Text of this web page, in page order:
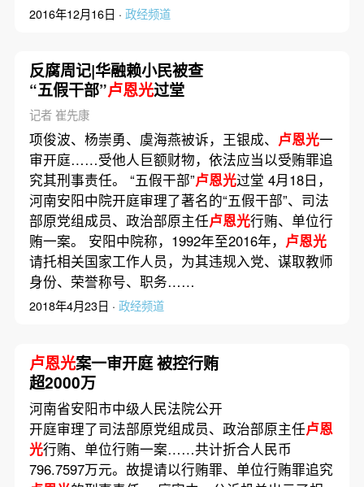
2016年12月16日 · 政经频道
反腐周记|华融赖小民被查
“五假干部”卢恩光过堂
记者 崔先康
项俊波、杨崇勇、虞海燕被诉，王银成、 卢恩光一
审开庭……受他人巨额财物，依法应当以受贿罪追
究其刑事责任。 “五假干部”卢恩光过堂 4月18日，
河南安阳中院开庭审理了著名的“五假干部”、司法
部原党组成员、政治部原主任卢恩光行贿、单位行
贿一案。 安阳中院称，1992年至2016年， 卢恩光
请托相关国家工作人员，为其违规入党、谋取教师
身份、荣誉称号、职务……
2018年4月23日 · 政经频道
卢恩光案一审开庭 被控行贿
超2000万
河南省安阳市中级人民法院公开
开庭审理了司法部原党组成员、政治部原主任卢恩
光行贿、单位行贿一案……共计折合人民币
796.7597万元。故提请以行贿罪、单位行贿罪追究